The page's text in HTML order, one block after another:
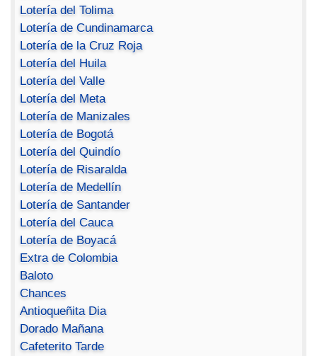
Lotería del Tolima
Lotería de Cundinamarca
Lotería de la Cruz Roja
Lotería del Huila
Lotería del Valle
Lotería del Meta
Lotería de Manizales
Lotería de Bogotá
Lotería del Quindío
Lotería de Risaralda
Lotería de Medellín
Lotería de Santander
Lotería del Cauca
Lotería de Boyacá
Extra de Colombia
Baloto
Chances
Antioqueñita Dia
Dorado Mañana
Cafeterito Tarde